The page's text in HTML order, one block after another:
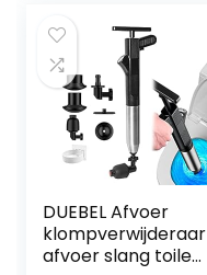
DUEBEL Afvoer
klompverwijderaar
afvoer slang toilet